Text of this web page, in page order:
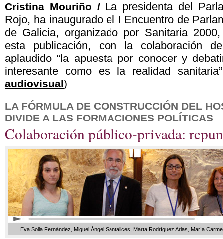
Cristina Mouriño / La presidenta del
Rojo, ha inaugurado el I Encuentro de
de Galicia, organizado por Sanitaria
esta publicación, con la colaboración
aplaudido “la apuesta por conocer y
interesante como es la realidad
audiovisual)
LA FÓRMULA DE CONSTRUCCIÓN DEL
DIVIDE A LAS FORMACIONES POLÍTICAS
Colaboración público-privada:
Eva Solla Fernández, Miguel Ángel Santalices, Marta Rodríguez Arias, María